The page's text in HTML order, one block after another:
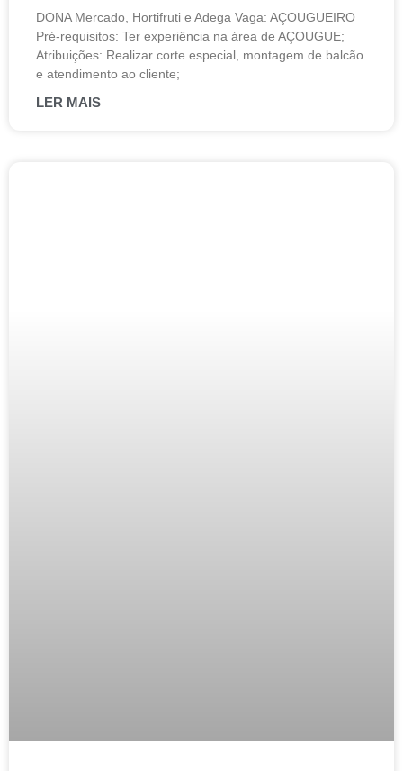
DONA Mercado, Hortifruti e Adega Vaga: AÇOUGUEIRO
Pré-requisitos: Ter experiência na área de AÇOUGUE;
Atribuições: Realizar corte especial, montagem de balcão
e atendimento ao cliente;
LER MAIS